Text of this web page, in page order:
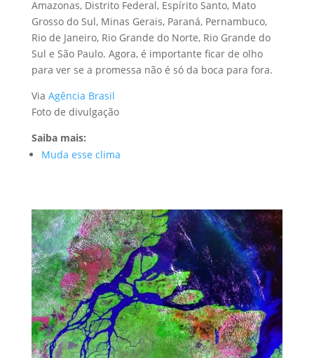
Amazonas, Distrito Federal, Espírito Santo, Mato
Grosso do Sul, Minas Gerais, Paraná, Pernambuco,
Rio de Janeiro, Rio Grande do Norte, Rio Grande do
Sul e São Paulo. Agora, é importante ficar de olho
para ver se a promessa não é só da boca para fora.
Via Agência Brasil
Foto de divulgação
Saiba mais:
Muda esse clima